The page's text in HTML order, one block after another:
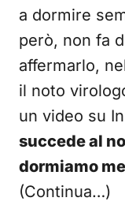
a dormire
però, non fa
affermarlo,
il noto
un video su
succede al
dormiamo
(Continua…)